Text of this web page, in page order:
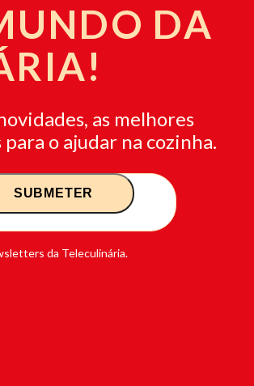
DA
as melhores
o ajudar na cozinha.
da Teleculinária.